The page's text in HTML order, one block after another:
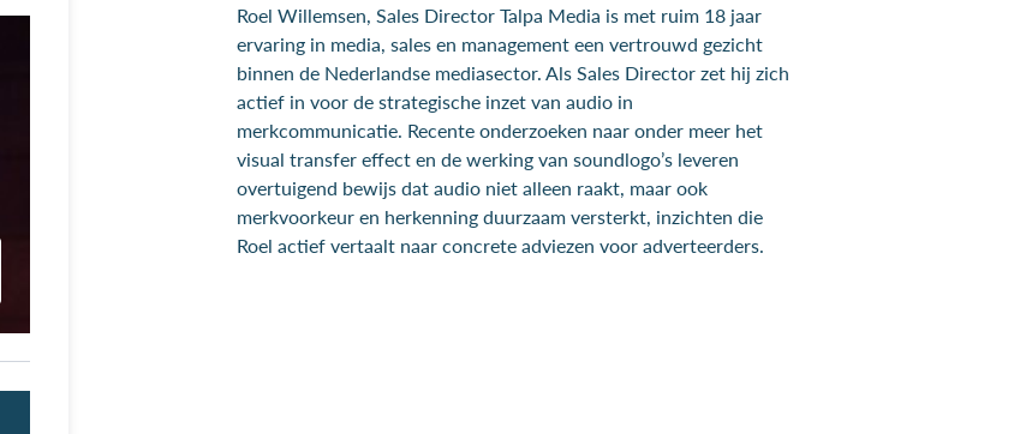
Roel Willemsen, Sales Director Talpa Media is met ruim 18 jaar
ervaring in media, sales en management een vertrouwd gezicht
binnen de Nederlandse mediasector. Als Sales Director zet hij zich
actief in voor de strategische inzet van audio in
merkcommunicatie. Recente onderzoeken naar onder meer het
visual transfer effect en de werking van soundlogo’s leveren
overtuigend bewijs dat audio niet alleen raakt, maar ook
merkvoorkeur en herkenning duurzaam versterkt, inzichten die
Roel actief vertaalt naar concrete adviezen voor adverteerders.